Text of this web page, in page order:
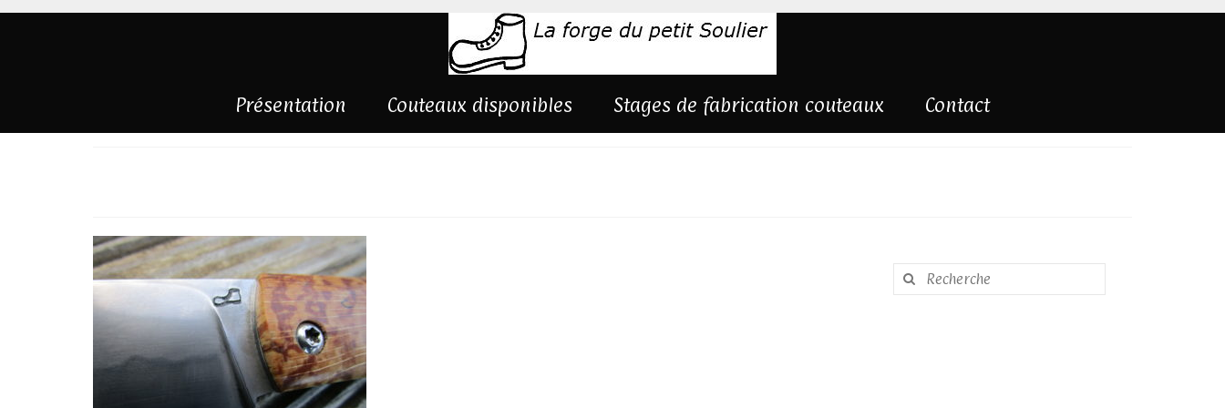
Présentation Couteaux disponibles Stages de fabrication couteaux Contact
Rechercher
: